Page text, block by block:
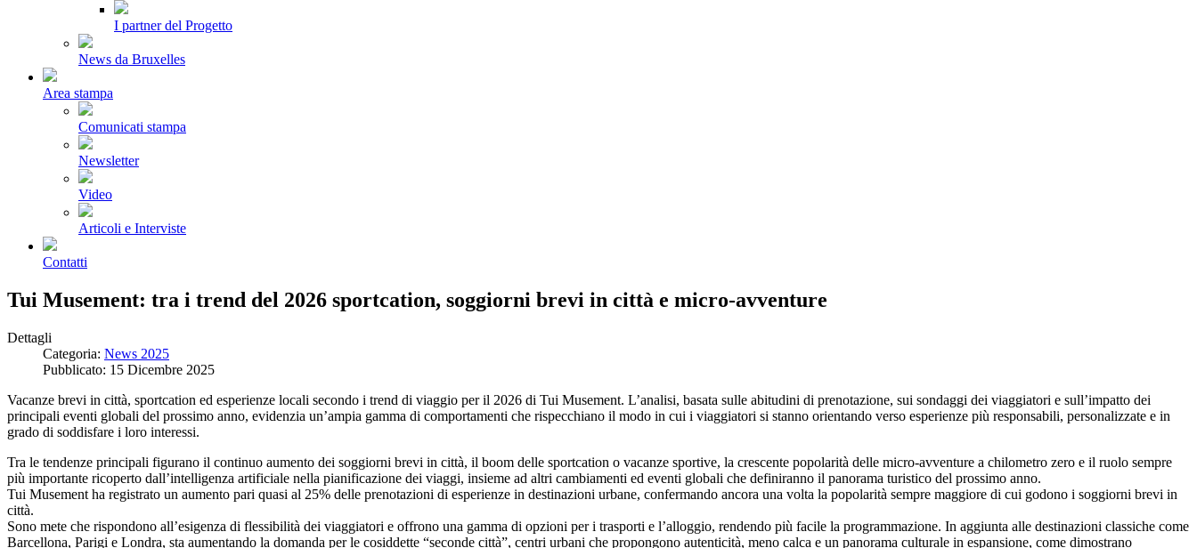
I partner del Progetto
News da Bruxelles
Area stampa
Comunicati stampa
Newsletter
Video
Articoli e Interviste
Contatti
Tui Musement: tra i trend del 2026 sportcation, soggiorni brevi in città e micro-avventure
Dettagli
Categoria: News 2025
Pubblicato: 15 Dicembre 2025
Vacanze brevi in città, sportcation ed esperienze locali secondo i trend di viaggio per il 2026 di Tui Musement. L’analisi, basata sulle abitudini di prenotazione, sui sondaggi dei viaggiatori e sull’impatto dei
principali eventi globali del prossimo anno, evidenzia un’ampia gamma di comportamenti che rispecchiano il modo in cui i viaggiatori si stanno orientando verso esperienze più responsabili, personalizzate e in
grado di soddisfare i loro interessi.
Tra le tendenze principali figurano il continuo aumento dei soggiorni brevi in città, il boom delle sportcation o vacanze sportive, la crescente popolarità delle micro-avventure a chilometro zero e il ruolo sempre
più importante ricoperto dall’intelligenza artificiale nella pianificazione dei viaggi, insieme ad altri cambiamenti ed eventi globali che definiranno il panorama turistico del prossimo anno.
Tui Musement ha registrato un aumento pari quasi al 25% delle prenotazioni di esperienze in destinazioni urbane, confermando ancora una volta la popolarità sempre maggiore di cui godono i soggiorni brevi in
città.
Sono mete che rispondono all’esigenza di flessibilità dei viaggiatori e offrono una gamma di opzioni per i trasporti e l’alloggio, rendendo più facile la programmazione. In aggiunta alle destinazioni classiche come
Barcellona, Parigi e Londra, sta aumentando la domanda per le cosiddette “seconde città”, centri urbani che propongono autenticità, meno calca e un panorama culturale in espansione, come dimostrano